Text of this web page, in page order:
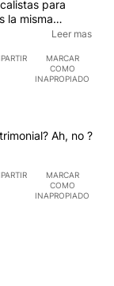
para
la misma
no cabe duda,
Leer mas
MARCAR
COMO
INAPROPIADO
Ah, no ?
MARCAR
COMO
INAPROPIADO